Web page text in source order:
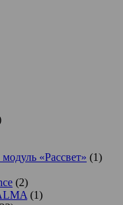
«Рассвет» (1)
(2)
(1)